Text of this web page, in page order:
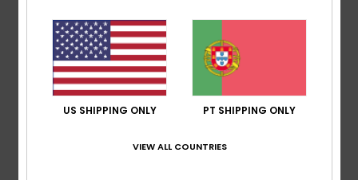
Tamanho perfeitoMaterial: 5 Cor: 5/5
Eu recomendo este produto
5 /5
US SHIPPING ONLY PT SHIPPING ONLY
VIEW ALL COUNTRIES